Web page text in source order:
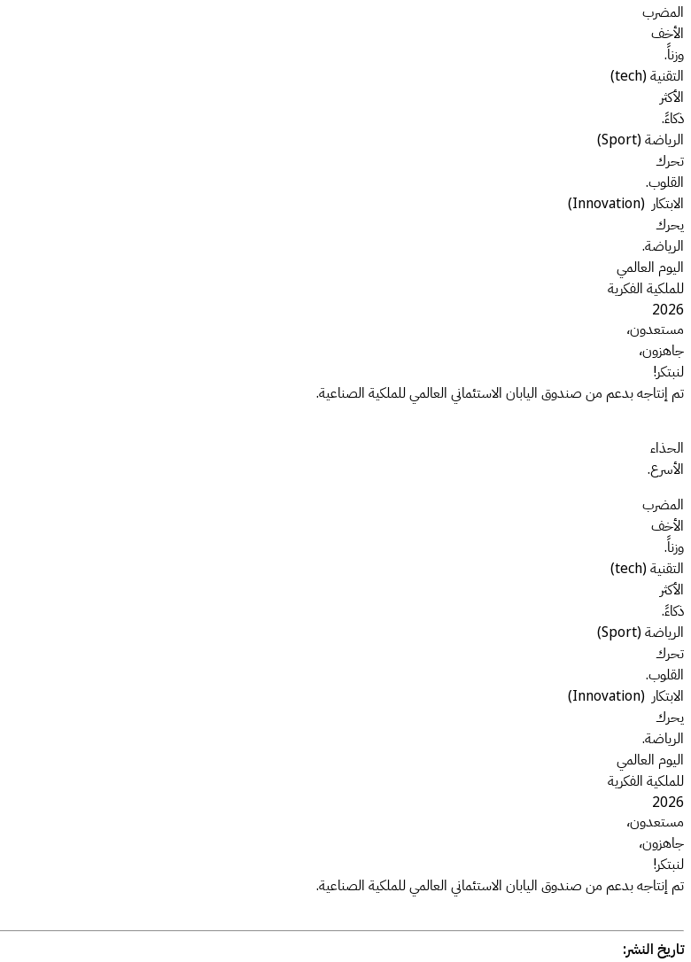
المضرب
الأخف
وزناً.
التقنية (tech)
الأكثر
ذكاءً.
الرياضة (Sport)
تحرك
القلوب.
الابتكار (Innovation)
يحرك
الرياضة.
اليوم العالمي
للملكية الفكرية
2026
مستعدون،
جاهزون،
لنبتكر!
تم إنتاجه بدعم من صندوق اليابان الاستئماني العالمي للملكية الصناعية.
الحذاء
الأسرع.
المضرب
الأخف
وزناً.
التقنية (tech)
الأكثر
ذكاءً.
الرياضة (Sport)
تحرك
القلوب.
الابتكار (Innovation)
يحرك
الرياضة.
اليوم العالمي
للملكية الفكرية
2026
مستعدون،
جاهزون،
لنبتكر!
تم إنتاجه بدعم من صندوق اليابان الاستئماني العالمي للملكية الصناعية.
تاريخ النشر: